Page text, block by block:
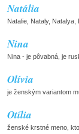
Natália
Natalie, Nataly, Natalya,
Nina
Nina - je pôvabná, je
Olívia
je ženským variantom
Otília
ženské krstné meno,